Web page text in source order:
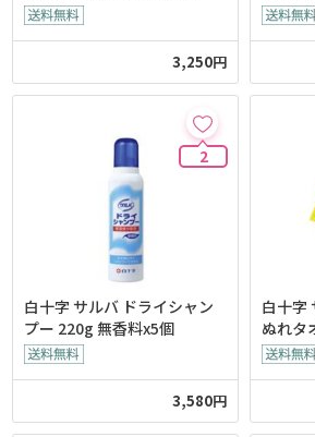
3,250円
2
白十字 サルバ ドライシャン
プー 220g 無香料x5個
3,580円
白十字
ぬれタ
枚入x10